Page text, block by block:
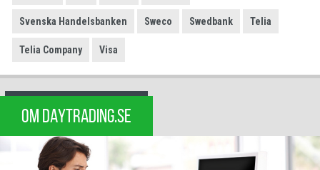
Svenska Handelsbanken Sweco Swedbank Telia
Telia Company Visa
OM DAYTRADING.SE